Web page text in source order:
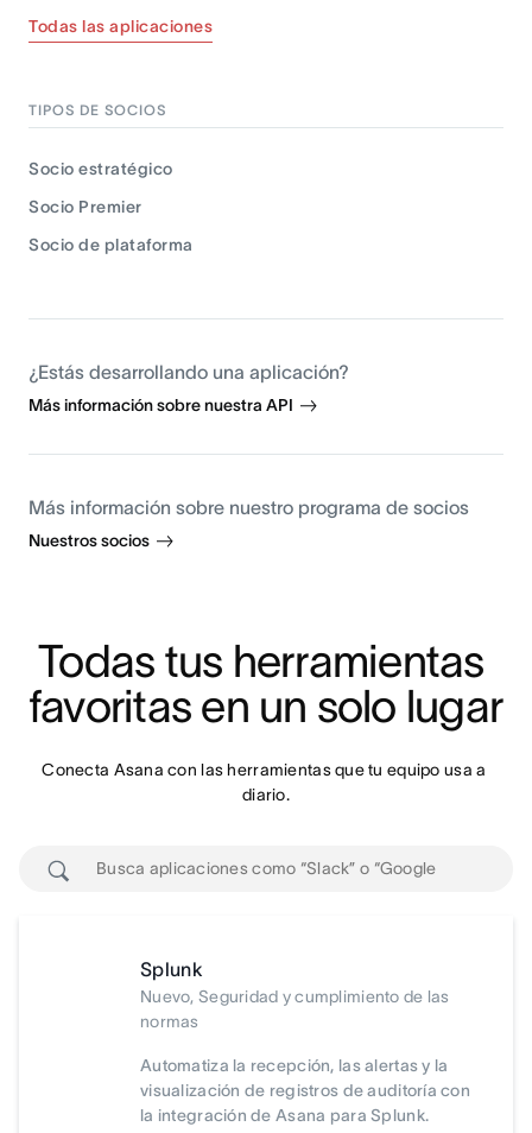
Todas las aplicaciones
TIPOS DE SOCIOS
Socio estratégico
Socio Premier
Socio de plataforma
¿Estás desarrollando una aplicación?
Más información sobre nuestra API
Más información sobre nuestro programa de socios
Nuestros socios
Todas tus herramientas
favoritas en un solo lugar
Conecta Asana con las herramientas que tu equipo usa a
diario.
Splunk
Nuevo, Seguridad y cumplimiento de las
normas
Automatiza la recepción, las alertas y la
visualización de registros de auditoría con
la integración de Asana para Splunk.